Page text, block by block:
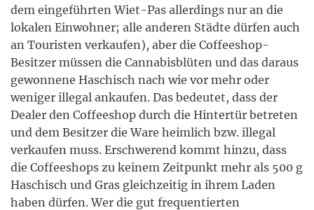
dem eingeführten Wiet-Pas allerdings nur an die
lokalen Einwohner; alle anderen Städte dürfen auch
an Touristen verkaufen), aber die Coffeeshop-
Besitzer müssen die Cannabisblüten und das daraus
gewonnene Haschisch nach wie vor mehr oder
weniger illegal ankaufen. Das bedeutet, dass der
Dealer den Coffeeshop durch die Hintertür betreten
und dem Besitzer die Ware heimlich bzw. illegal
verkaufen muss. Erschwerend kommt hinzu, dass
die Coffeeshops zu keinem Zeitpunkt mehr als 500 g
Haschisch und Gras gleichzeitig in ihrem Laden
haben dürfen. Wer die gut frequentierten